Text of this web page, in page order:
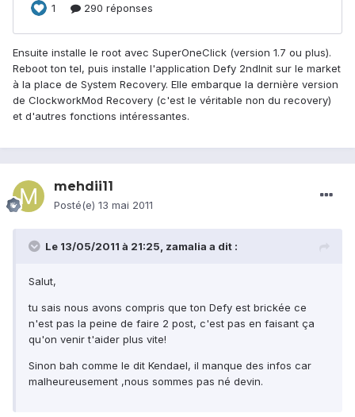
Ensuite installe le root avec SuperOneClick (version 1.7 ou plus).
Reboot ton tel, puis installe l'application Defy 2ndInit sur le market
à la place de System Recovery. Elle embarque la dernière version
de ClockworkMod Recovery (c'est le véritable non du recovery)
et d'autres fonctions intéressantes.
mehdii11
Posté(e) 13 mai 2011
Le 13/05/2011 à 21:25, zamalia a dit :
Salut,
tu sais nous avons compris que ton Defy est brickée ce
n'est pas la peine de faire 2 post, c'est pas en faisant ça
qu'on venir t'aider plus vite!
Sinon bah comme le dit Kendael, il manque des infos car
malheureusement ,nous sommes pas né devin.